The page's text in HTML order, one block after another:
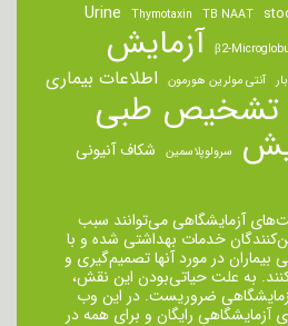
TB NAAT
Thymotaxin
Urine
β2- آزمایش
آنتی مولرین هورمون اطلاعات بیماری
تشخیص طبی
سرولوپلاسمین شکاف آنیونی
آزمایشگاهی می‌توانند سبب
خدمات بهداشتی شده و با
در مورد آنها تصمیم‌گیری و
به علت حیاتی‌بودن این نقش،
ضروریست. در این وب
رایگان و برای همه در